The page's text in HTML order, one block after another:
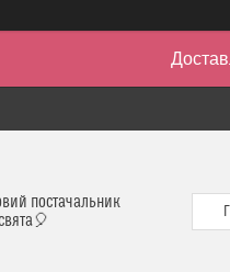
постачальник